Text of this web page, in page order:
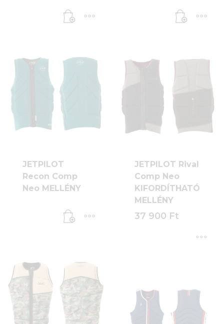
JETPILOT
Recon Comp
Neo MELLÉNY
JETPILOT Rival
Comp Neo
KIFORDÍTHATÓ
MELLÉNY
37 900 Ft
variációja
van.